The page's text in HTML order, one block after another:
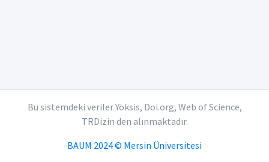
Bu sistemdeki veriler Yöksis, Doi.org, Web of Science,
TRDizin den alınmaktadır.
BAUM 2024 © Mersin Üniversitesi